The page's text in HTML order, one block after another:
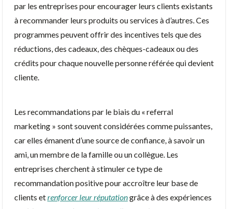
par les entreprises pour encourager leurs clients existants
à recommander leurs produits ou services à d’autres. Ces
programmes peuvent offrir des incentives tels que des
réductions, des cadeaux, des chèques-cadeaux ou des
crédits pour chaque nouvelle personne référée qui devient
cliente.
Les recommandations par le biais du « referral
marketing » sont souvent considérées comme puissantes,
car elles émanent d’une source de confiance, à savoir un
ami, un membre de la famille ou un collègue. Les
entreprises cherchent à stimuler ce type de
recommandation positive pour accroître leur base de
clients etrenforcer leur réputationgrâce à des expériences